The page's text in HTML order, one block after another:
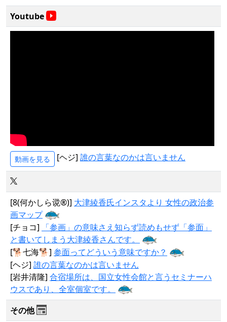
Youtube
動画を見る [ヘジ] 誰の言葉なのかは言いません
[8(何かしら谠®)] 大津綾香氏インスタより 女性の政治参
画マップ
[チョコ]
「参画」の意味さえ知らず読めもせず「参面」
と書いてしまう大津綾香さんです。
[🐕七海🐕] 参面ってどういう意味ですか？
[ヘジ] 誰の言葉なのかは言いません
[岩井清隆] 合宿場所は、国立女性会館と言うセミナーハ
ウスであり、全室個室です。
その他